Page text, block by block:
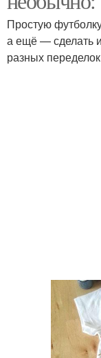
Простую
а ещё — сделать
разных